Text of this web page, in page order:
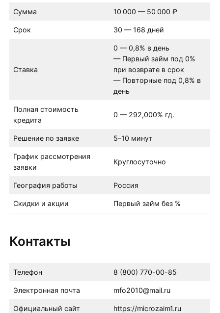
Сумма 10 000 — 50 000 ₽
Срок 30 — 168 дней
Ставка
0 — 0,8% в день
— Первый займ под 0%
при возврате в срок
— Повторные под 0,8% в
день
Полная стоимость
кредита
0 — 292,000% гд.
Решение по заявке 5–10 минут
График рассмотрения
заявки
Круглосуточно
География работы Россия
Скидки и акции Первый займ без %
Контакты
Телефон 8 (800) 770-00-85
Электронная почта mfo2010@mail.ru
Официальный сайт https://microzaim1.ru